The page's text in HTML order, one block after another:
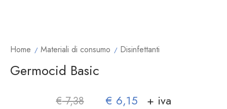
Home Materiali di consumo Disinfettanti
Germocid Basic
€7,38 € 6,15 + iva